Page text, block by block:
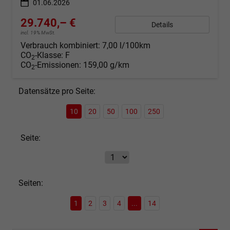
01.06.2026
29.740,– €
incl. 19% MwSt.
Details
Verbrauch kombiniert: 7,00 l/100km
CO2-Klasse: F
CO2-Emissionen: 159,00 g/km
Datensätze pro Seite:
10 20 50 100 250
Seite:
Seiten:
1 2 3 4 ... 14